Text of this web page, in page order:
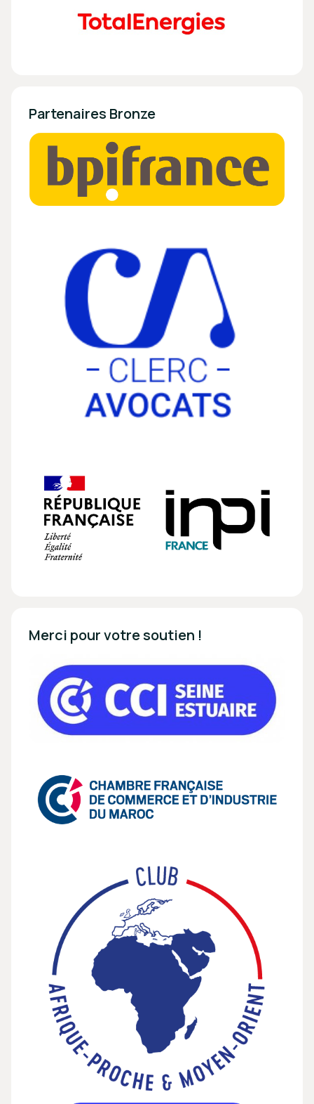
Partenaires Bronze
Merci pour votre soutien !